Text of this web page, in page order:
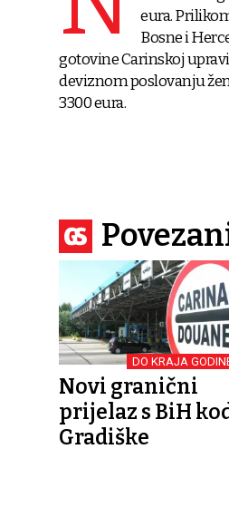
eura.
Bosne i
gotovine Carinskoj upravi
deviznom poslovanju
3300 eura.
DO KRAJA
Novi granični
prijelaz s BiH
Gradiške